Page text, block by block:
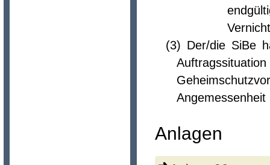
(3) Der/die SiBe
Angemessenheit
Anlagen